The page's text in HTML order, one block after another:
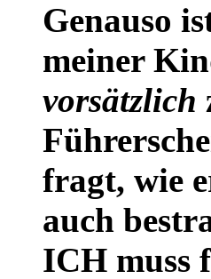
Genauso
meiner
vorsätzlich
fragt, wie
auch
ICH muss